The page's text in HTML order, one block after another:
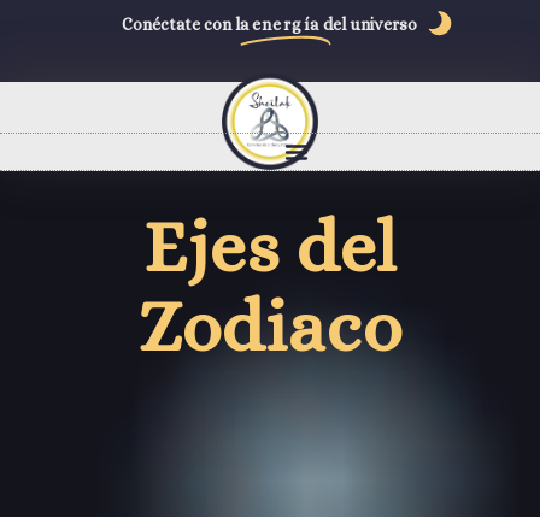
Conéctate con la energía del universo
Ejes del
Zodiaco